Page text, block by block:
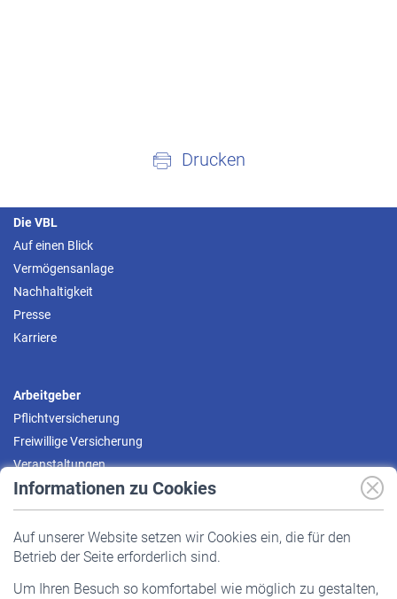
Informationen zu Cookies
Auf unserer Website setzen wir Cookies ein, die für den
Betrieb der Seite erforderlich sind.
Um Ihren Besuch so komfortabel wie möglich zu gestalten,
Drucken
Die VBL
Auf einen Blick
Vermögensanlage
Nachhaltigkeit
Presse
Karriere
Arbeitgeber
Pflichtversicherung
Freiwillige Versicherung
Veranstaltungen
Pflichtversicherung
Staatliche Förderung